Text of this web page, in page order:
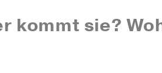
kommt sie?